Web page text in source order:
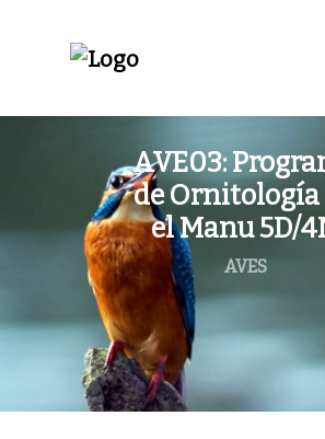
AVE03:
de Ornitología
el Manu 5D/
AVES